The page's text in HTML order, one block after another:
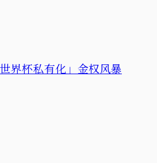
界杯私有化」金权风暴